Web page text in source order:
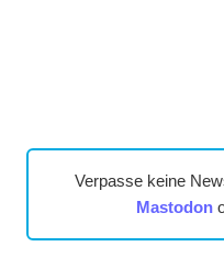
Verpasse keine
Mastodon